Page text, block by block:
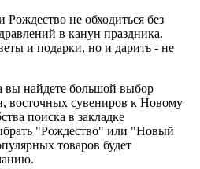
не обходиться без
в канун праздника.
и подарки, но и дарить - не
вы найдете большой выбор
восточных сувениров к Новому
поиска в закладке
"Рождество" или "Новый
товаров будет